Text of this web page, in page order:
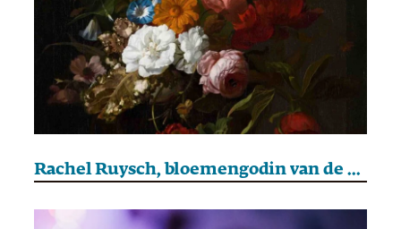
Rachel Ruysch, bloemengodin van de Lage Landen